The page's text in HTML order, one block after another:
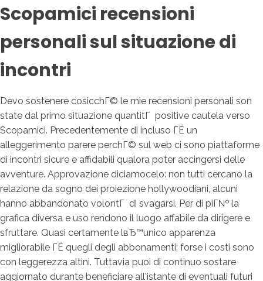
Scopamici recensioni
personali sul situazione di
incontri
Devo sostenere cosicchГ© le mie recensioni personali son
state dal primo situazione quantitГ positive cautela verso
Scopamici. Precedentemente di incluso ГЁ un
alleggerimento parere perchГ© sul web ci sono piattaforme
di incontri sicure e affidabili qualora poter accingersi delle
avventure. Approvazione diciamocelo: non tutti cercano la
relazione da sogno dei proiezione hollywoodiani, alcuni
hanno abbandonato volontГ di svagarsi. Per di piГ№ la
grafica diversa e uso rendono il luogo affabile da dirigere e
sfruttare. Quasi certamente lвЂ™unico apparenza
migliorabile ГЁ quegli degli abbonamenti: forse i costi sono
con leggerezza altini. Tuttavia puoi di continuo sostare
aggiornato durante beneficiare all'istante di eventuali futuri